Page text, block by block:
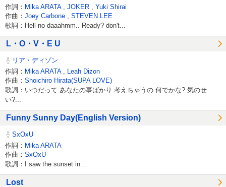
作詞： Mika ARATA JOKER
Yuki Shirai
作曲： Joey Carbone STEVEN LEE
歌詞：Hell no daaahmm.. Ready? don't...
L・O・V・E U
リア・ディゾン
作詞： Mika ARATA
Leah Dizon
作曲： Shoichiro Hirata(SUPA LOVE)
歌詞：いつだって あなたの事ばかり 考えちゃうの 何でかな? 気のせ
い?...
Funny Sunny Day(English Version)
SxOxU
作詞： Mika ARATA
作曲： SxOxU
歌詞：I saw the sunset in...
Lost